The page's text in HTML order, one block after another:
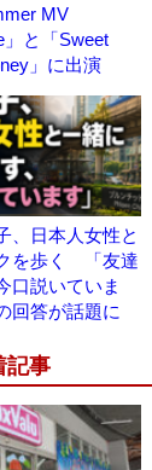
MV
」と「Sweet
」に出演
、日本人女性と
を歩く 「友達
口説いていま
回答が話題に
記事